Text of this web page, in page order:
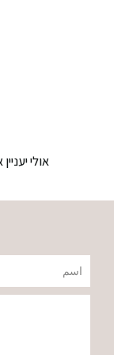
אולי
שם